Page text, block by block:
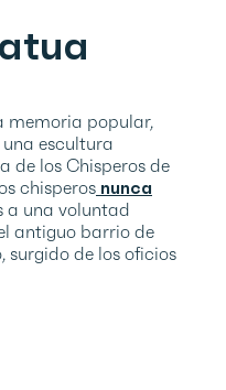
memoria popular,
escultura
de los Chisperos de
chisperos nunca
a una voluntad
antiguo barrio de
surgido de los oficios